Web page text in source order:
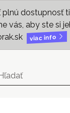
dostupnosť
vás, aby ste si
viac info